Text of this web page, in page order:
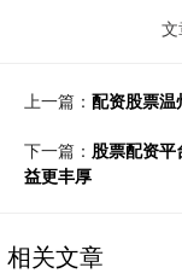
上一篇： 配资股票温
下一篇： 股票配资
益更丰厚
相关文章